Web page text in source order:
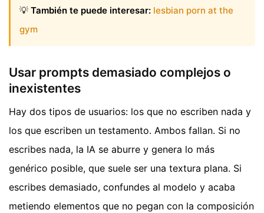
💡 También te puede interesar: lesbian porn at the
gym
Usar prompts demasiado complejos o
inexistentes
Hay dos tipos de usuarios: los que no escriben nada y
los que escriben un testamento. Ambos fallan. Si no
escribes nada, la IA se aburre y genera lo más
genérico posible, que suele ser una textura plana. Si
escribes demasiado, confundes al modelo y acaba
metiendo elementos que no pegan con la composición